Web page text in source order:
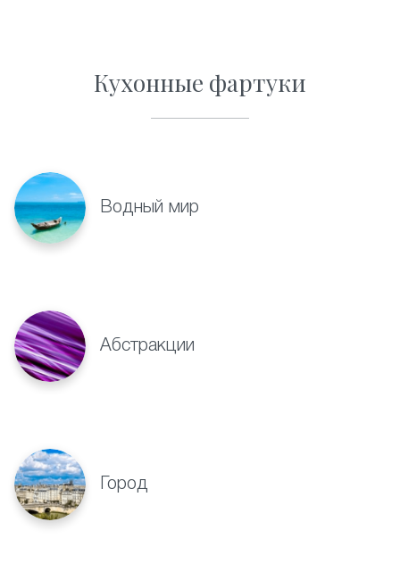
Кухонные фартуки
Водный мир
Абстракции
Город